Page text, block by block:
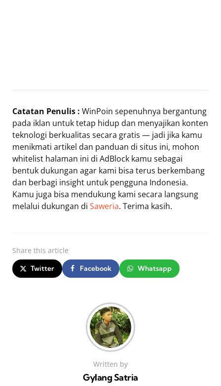
Catatan Penulis : WinPoin sepenuhnya bergantung
pada iklan untuk tetap hidup dan menyajikan konten
teknologi berkualitas secara gratis — jadi jika kamu
menikmati artikel dan panduan di situs ini, mohon
whitelist halaman ini di AdBlock kamu sebagai
bentuk dukungan agar kami bisa terus berkembang
dan berbagi insight untuk pengguna Indonesia.
Kamu juga bisa mendukung kami secara langsung
melalui dukungan di Saweria. Terima kasih.
Share this article
Twitter Facebook Whatsapp
Written by
Gylang Satria